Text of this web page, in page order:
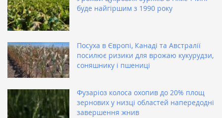
буде найгіршим з 1990 року
Посуха в Європі, Канаді та Австралії
посилює ризики для врожаю кукурудзи,
соняшнику і пшениці
Фузаріоз колоса охопив до 20% площ
зернових у низці областей напередодні
завершення жнив